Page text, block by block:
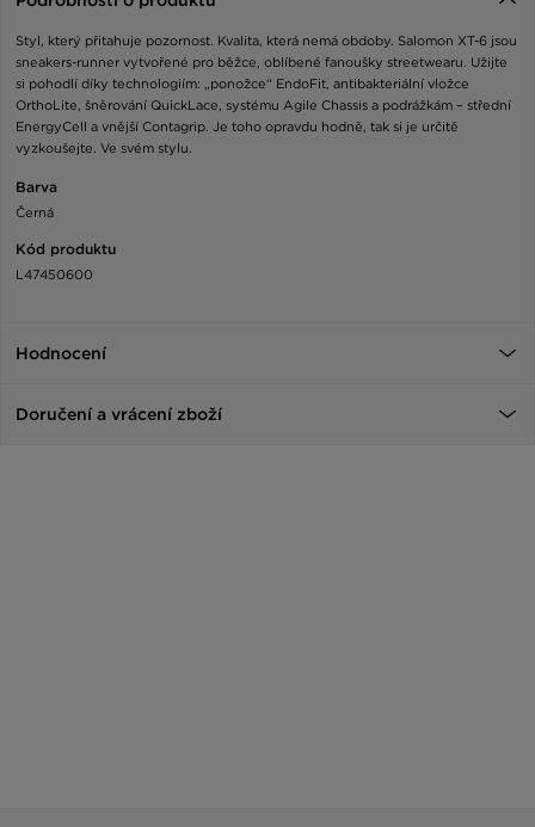
Styl, který přitahuje pozornost. Kvalita, která nemá obdoby. Salomon XT-6 jsou
sneakers-runner vytvořené pro běžce, oblíbené fanoušky streetwearu. Užijte
si pohodlí díky technologiím: „ponožce“ EndoFit, antibakteriální vložce
OrthoLite, šněrování QuickLace, systému Agile Chassis a podrážkám – střední
EnergyCell a vnější Contagrip. Je toho opravdu hodně, tak si je určitě
vyzkoušejte. Ve svém stylu.
Barva
Černá
Kód produktu
L47450600
Hodnocení
Doručení a vrácení zboží